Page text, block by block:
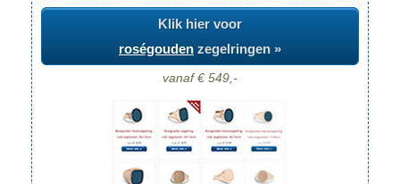
Klik hier voor
roségouden zegelringen »
vanaf € 549,-